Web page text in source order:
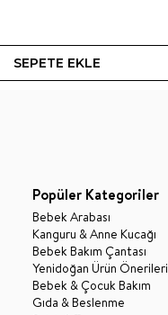
SEPETE EKLE
Popüler Kategoriler
Bebek Arabası
Kanguru & Anne Kucağı
Bebek Bakım Çantası
Yenidoğan Ürün Önerileri
Bebek & Çocuk Bakım
Gıda & Beslenme